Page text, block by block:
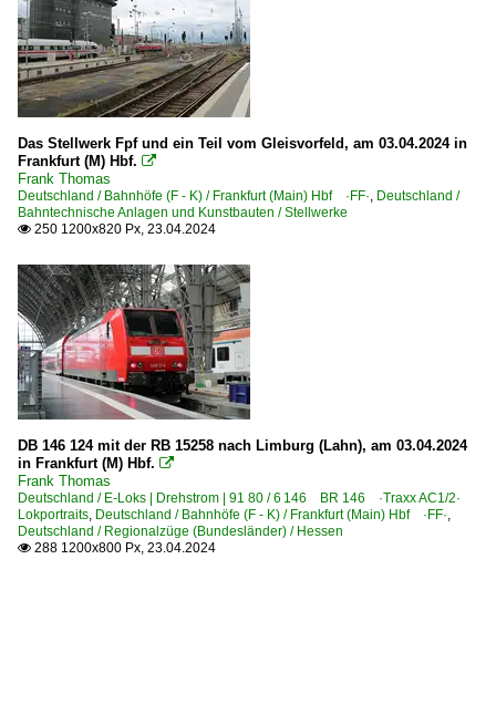
Das Stellwerk Fpf und ein Teil vom Gleisvorfeld, am 03.04.2024 in
Frankfurt (M) Hbf. 
Frank Thomas
Deutschland / Bahnhöfe (F - K) / Frankfurt (Main) Hbf ·FF·, Deutschland /
Bahntechnische Anlagen und Kunstbauten / Stellwerke
 250 1200x820 Px, 23.04.2024
DB 146 124 mit der RB 15258 nach Limburg (Lahn), am 03.04.2024
in Frankfurt (M) Hbf. 
Frank Thomas
Deutschland / E-Loks | Drehstrom | 91 80 / 6 146 BR 146 ·Traxx AC1/2·
Lokportraits, Deutschland / Bahnhöfe (F - K) / Frankfurt (Main) Hbf ·FF·,
Deutschland / Regionalzüge (Bundesländer) / Hessen
 288 1200x800 Px, 23.04.2024